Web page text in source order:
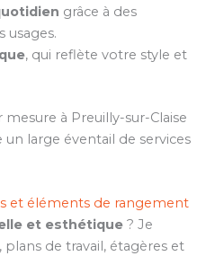
grâce à des
usages.
, qui reflète votre style et
à Preuilly-sur-Claise
large éventail de services
et éléments de rangement
et esthétique ? Je
de travail, étagères et